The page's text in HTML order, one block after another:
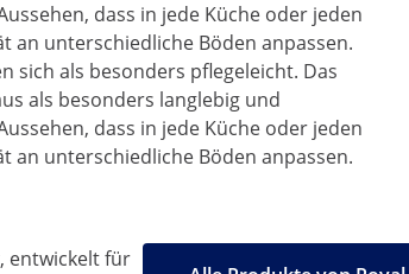
dass in jede Küche oder jeden
an unterschiedliche Böden anpassen.
sich als besonders pflegeleicht. Das
als besonders langlebig und
dass in jede Küche oder jeden
an unterschiedliche Böden anpassen.
entwickelt für